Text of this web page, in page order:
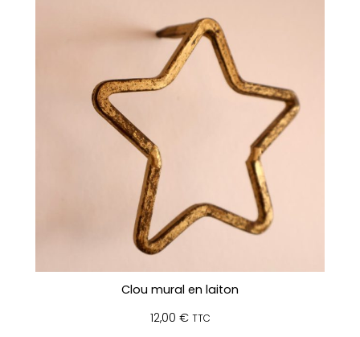
Clou mural en laiton
12,00 € TTC